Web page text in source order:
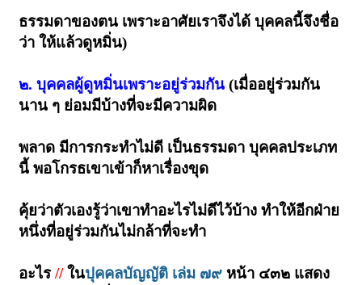
ธรรมดาของตน เพราะอาศัยเราจึงได้ บุคคลนี้จึงชื่อ
ว่า ให้แล้วดูหมิ่น)
๒. บุคคลผู้ดูหมิ่นเพราะอยู่ร่วมกัน (เมื่ออยู่ร่วมกัน
นาน ๆ ย่อมมีบ้างที่จะมีความผิด
พลาด มีการกระทำไม่ดี เป็นธรรมดา บุคคลประเภท
นี้ พอโกรธเขาเข้าก็หาเรื่องขุด
คุ้ยว่าตัวเองรู้ว่าเขาทำอะไรไม่ดีไว้บ้าง ทำให้อีกฝ่าย
หนึ่งที่อยู่ร่วมกันไม่กล้าที่จะทำ
อะไร//ในปุคคลบัญญัติ เล่ม ๗๙ หน้า ๔๓๒ แสดง